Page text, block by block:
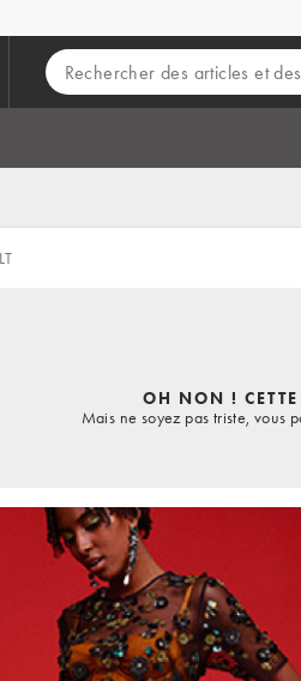
OH NON !
Mais ne soyez pas triste, vous